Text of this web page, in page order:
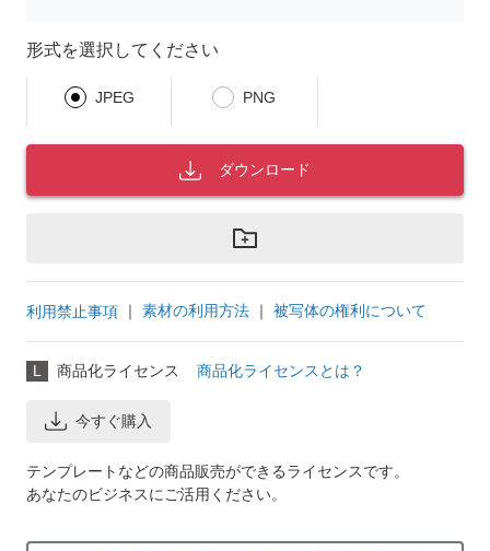
形式を選択してください
JPEG PNG
ダウンロード
利用禁止事項 ｜ 素材の利用方法 ｜ 被写体の権利について
L 商品化ライセンス 商品化ライセンスとは？
今すぐ購入
テンプレートなどの商品販売ができるライセンスです。
あなたのビジネスにご活用ください。